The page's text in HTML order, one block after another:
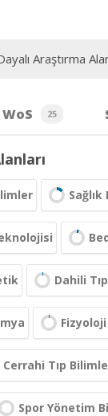
Araştırma
WoS 25
Dahili
Fizyoloji
Cerrahi Tıp
Spor Yönetim